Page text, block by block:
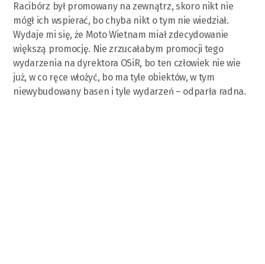
Racibórz był promowany na zewnątrz, skoro nikt nie
mógł ich wspierać, bo chyba nikt o tym nie wiedział.
Wydaje mi się, że Moto Wietnam miał zdecydowanie
większą promocję. Nie zrzucałabym promocji tego
wydarzenia na dyrektora OSiR, bo ten człowiek nie wie
już, w co ręce włożyć, bo ma tyle obiektów, w tym
niewybudowany basen i tyle wydarzeń – odparła radna.